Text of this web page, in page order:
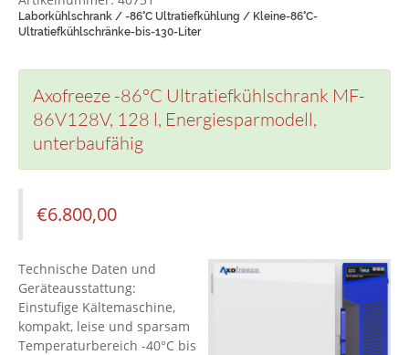
Laborkühlschrank / -86°C Ultratiefkühlung / Kleine-86°C-
Ultratiefkühlschränke-bis-130-Liter
Axofreeze -86°C Ultratiefkühlschrank MF-
86V128V, 128 l, Energiesparmodell,
unterbaufähig
€6.800,00
Technische Daten und
Geräteausstattung:
Einstufige Kältemaschine,
kompakt, leise und sparsam
Temperaturbereich -40°C bis